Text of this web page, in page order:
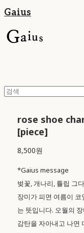
Gaius
rose shoe
[piece]
8,500원
*Gaius message
벚꽃, 개나리, 튤립 그
장미가 피면 여름이 코
는 뜻입니다. 오월의
감탄을 자아내고 나면